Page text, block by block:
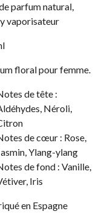
parfum natural,
vaporisateur
floral pour femme.
de tête :
Néroli,
de cœur : Rose,
Ylang-ylang
de fond : Vanille,
Iris
en Espagne